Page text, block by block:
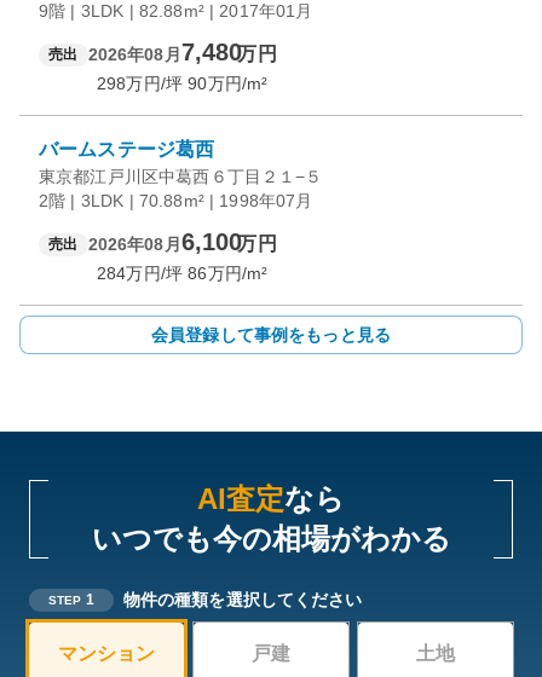
9階 | 3LDK | 82.88m² | 2017年01月
売出 2026年08月 7,480万円
298万円/坪 90万円/m²
バームステージ葛西
東京都江戸川区中葛西６丁目２１−５
2階 | 3LDK | 70.88m² | 1998年07月
売出 2026年08月 6,100万円
284万円/坪 86万円/m²
会員登録して事例をもっと見る
AI査定なら
いつでも今の相場がわかる
STEP 1 物件の種類を選択してください
マンション 戸建 土地